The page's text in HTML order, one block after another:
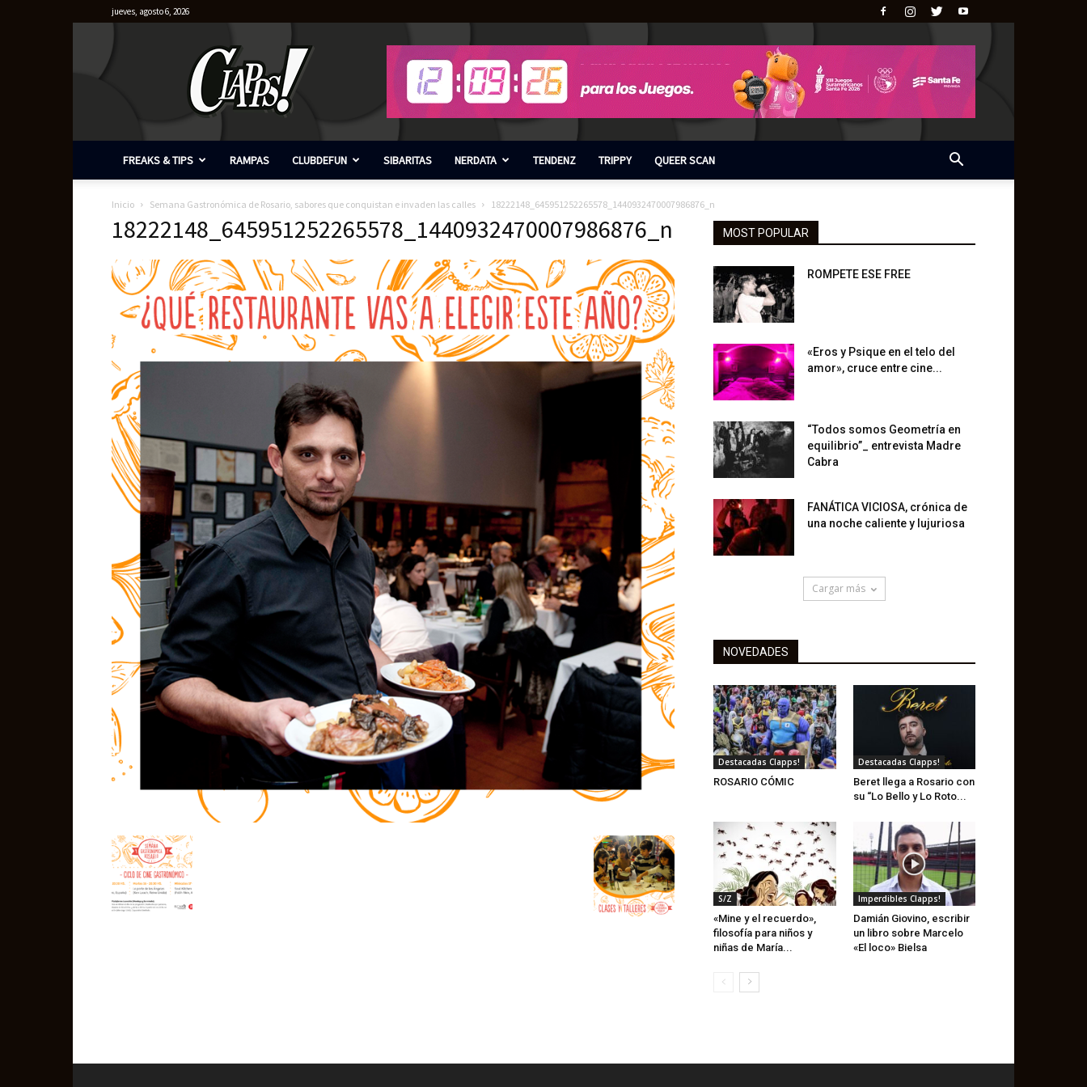
jueves, agosto 6, 2026
FREAKS & TIPS RAMPAS CLUBDEFUN SIBARITAS NERDATA TENDENZ TRIPPY QUEER SCAN
Inicio Semana Gastronómica de Rosario, sabores que conquistan e invaden las calles 18222148_645951252265578_1440932470007986876_n
18222148_645951252265578_1440932470007986876_n MOST POPULAR
ROMPETE ESE FREE
«Eros y Psique en el telo del
amor», cruce entre cine...
“Todos somos Geometría en
equilibrio”_ entrevista Madre
Cabra
FANÁTICA VICIOSA, crónica de
una noche caliente y lujuriosa
Cargar más
NOVEDADES
Destacadas Clapps!
ROSARIO CÓMIC
Destacadas Clapps!
Beret llega a Rosario con
su “Lo Bello y Lo Roto...
S/Z
«Mine y el recuerdo»,
filosofía para niños y
niñas de María...
Imperdibles Clapps!
Damián Giovino, escribir
un libro sobre Marcelo
«El loco» Bielsa